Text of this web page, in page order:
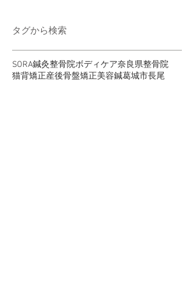
タグから検索
SORA鍼灸整骨院ボディケア奈良県整骨院
猫背矯正産後骨盤矯正美容鍼葛城市長尾